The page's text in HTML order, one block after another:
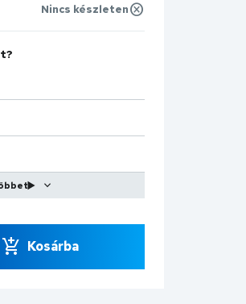
Nincs készleten
Kosárba